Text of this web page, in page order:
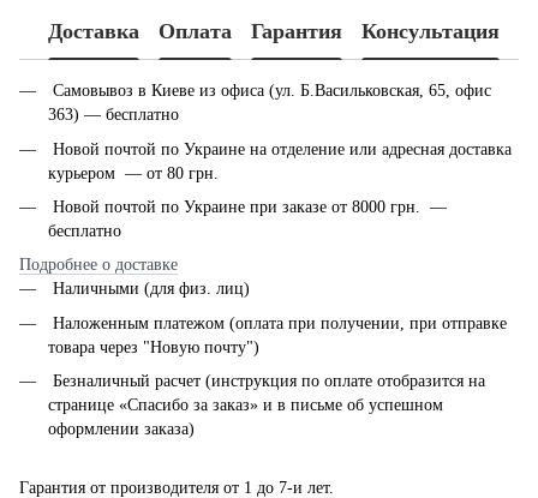
Доставка Оплата Гарантия Консультация
Самовывоз в Киеве из офиса (ул. Б.Васильковская, 65, офис
363) — бесплатно
Новой почтой по Украине на отделение или адресная доставка
курьером — от 80 грн.
Новой почтой по Украине при заказе от 8000 грн. —
бесплатно
Подробнее о доставке
Наличными (для физ. лиц)
Наложенным платежом (оплата при получении, при отправке
товара через "Новую почту")
Безналичный расчет (инструкция по оплате отобразится на
странице «Спасибо за заказ» и в письме об успешном
оформлении заказа)
Гарантия от производителя от 1 до 7-и лет.